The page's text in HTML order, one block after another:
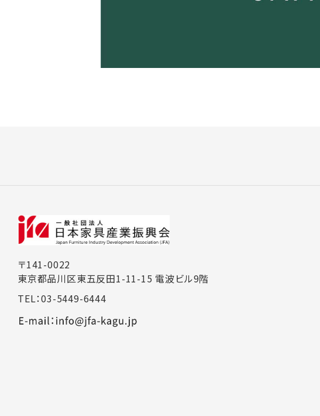
〒141-0022
東京都品川区東五反田1-11-15 電波ビル9階
TEL：03-5449-6444